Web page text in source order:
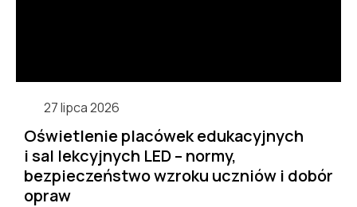
27 lipca 2026
Oświetlenie placówek edukacyjnych
i sal lekcyjnych LED – normy,
bezpieczeństwo wzroku uczniów i dobór
opraw